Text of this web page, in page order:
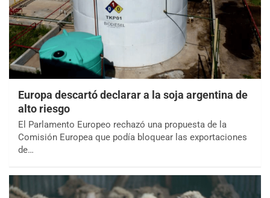
Europa descartó declarar a la soja argentina de
alto riesgo
El Parlamento Europeo rechazó una propuesta de la
Comisión Europea que podía bloquear las exportaciones
de…